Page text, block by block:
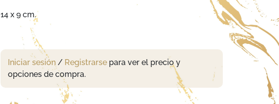
14 x 9 cm.
Iniciar sesión / Registrarse para ver el precio y
opciones de compra.